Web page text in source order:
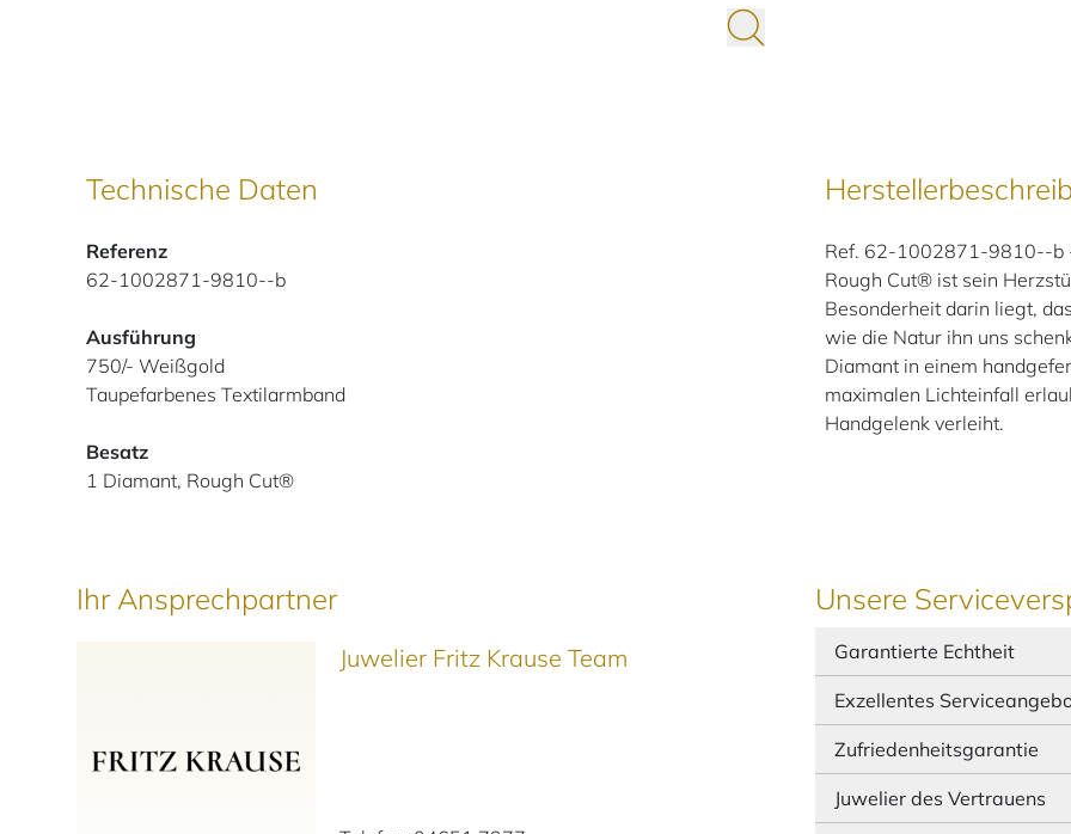
Technische Daten
Referenz
62-1002871-9810--b
Ausführung
750/- Weißgold
Taupefarbenes Textilarmband
Besatz
1 Diamant, Rough Cut®
Ref. 62-1002871-9810--b
Rough Cut® ist sein
Besonderheit darin liegt,
wie die Natur ihn uns
Diamant in einem
maximalen Lichteinfall
Handgelenk verleiht.
Ihr Ansprechpartner
Juwelier Fritz Krause Team
Unsere
Garantierte Echtheit
Exzellentes
Zufriedenheitsgarantie
Juwelier des Vertrauens